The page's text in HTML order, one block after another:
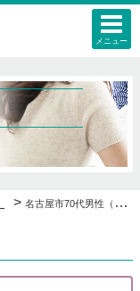
メニュー
> 名古屋市70代男性（建物明渡）のご依頼者様の声